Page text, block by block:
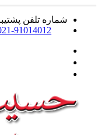
شماره تلفن
91014012